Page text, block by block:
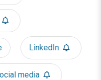
LinkedIn
media